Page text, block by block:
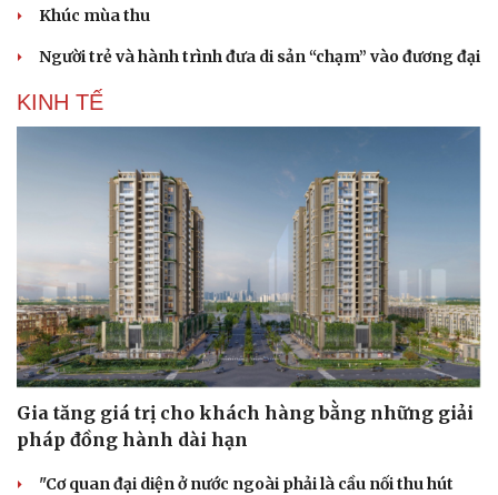
Nhi khoa
Làm đẹp - giảm cân
Phòng mạch online
Ăn sạch sống khỏe
Khúc mùa thu
Người trẻ và hành trình đưa di sản “chạm” vào đương đại
KINH TẾ
Gia tăng giá trị cho khách hàng bằng những giải
pháp đồng hành dài hạn
"Cơ quan đại diện ở nước ngoài phải là cầu nối thu hút